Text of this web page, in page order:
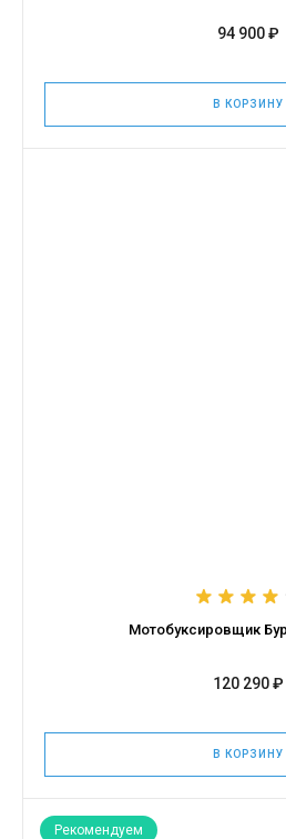
94 900 ₽
В КОРЗИНУ
Мотобуксировщик
120 290 ₽
В КОРЗИНУ
Рекомендуем